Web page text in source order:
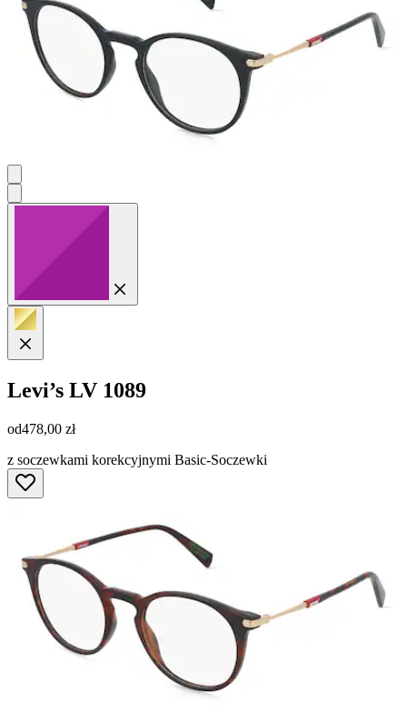
Levi’s LV 1089
od478,00 zł
z soczewkami korekcyjnymi Basic-Soczewki